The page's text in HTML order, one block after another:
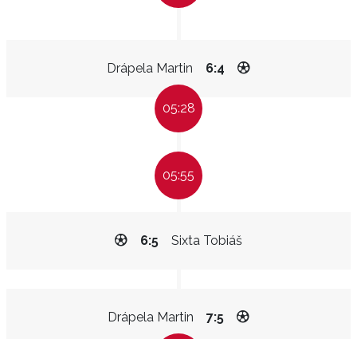
Drápela Martin 6:4
05:28
05:55
Sixta Tobiáš
6:5
Drápela Martin 7:5